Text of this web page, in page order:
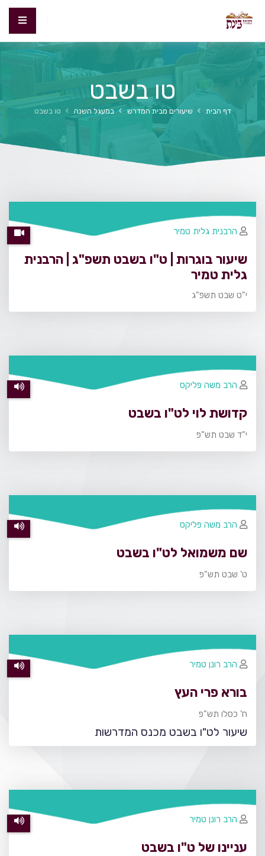
טו בשבט
דף הבית שיעורים מבית המדרש במעגל השנה טו בשבט
שיעור בוגרות | ט"ו בשבט תשפ"ג | הרבנית
גלית טמיר
י"ט שבט תשפ"ג
הרבנית גלית טמיר
קדושת לוי לט"ו בשבט
י"ד שבט תש"פ
הרב משה פליקס
שם משמואל לט"ו בשבט
ט' שבט תש"פ
הרב משה פליקס
בורא פרי העץ
ח' כסלו תש"פ
שיעור לט"ו בשבט מכנס המדרשות
הרב רונן טמיר
עניינו של ט"ו בשבט
הרב רונן טמיר